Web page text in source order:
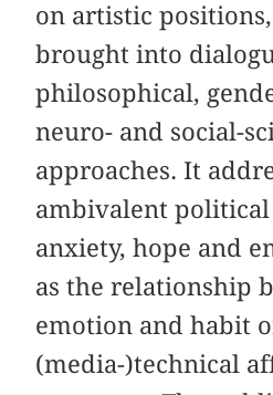
on artistic
brought into
philosophical,
neuro- and social-
approaches. It
ambivalent
anxiety, hope and
as the relationship
emotion and habit
(media-)technical